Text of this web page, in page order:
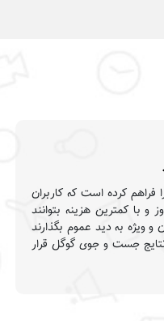
کرده است که کاربران
شبانه روز و با کمترین هزینه بتوانند
ویژه به دید عموم بگذارند
جست و جوی گوگل قرار